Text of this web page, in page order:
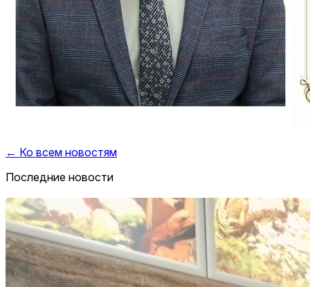
← Ко всем новостям
Последние новости